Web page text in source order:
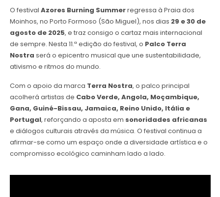
O festival Azores Burning Summerregressa à Praia dos
Moinhos, no Porto Formoso (São Miguel), nos dias 29 e 30 de
agosto de 2025, e traz consigo o cartaz mais internacional
de sempre. Nesta 11.ª edição do festival, o Palco Terra
Nostra será o epicentro musical que une sustentabilidade,
ativismo e ritmos do mundo.
Com o apoio da marca Terra Nostra, o palco principal
acolherá artistas de Cabo Verde, Angola, Moçambique,
Gana, Guiné-Bissau, Jamaica, Reino Unido, Itália e
Portugal, reforçando a aposta em sonoridades africanas
e diálogos culturais através da música. O festival continua a
afirmar-se como um espaço onde a diversidade artística e o
compromisso ecológico caminham lado a lado.